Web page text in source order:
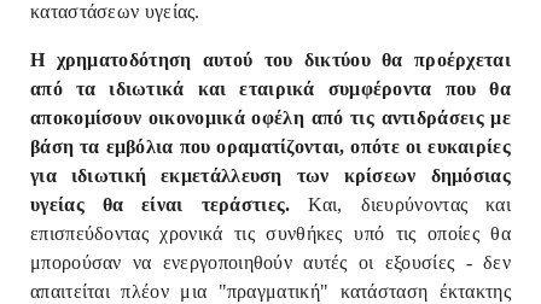
καταστάσεων υγείας.
Η χρηματοδότηση αυτού του δικτύου θα προέρχεται
από τα ιδιωτικά και εταιρικά συμφέροντα που θα
αποκομίσουν οικονομικά οφέλη από τις αντιδράσεις με
βάση τα εμβόλια που οραματίζονται, οπότε οι ευκαιρίες
για ιδιωτική εκμετάλλευση των κρίσεων δημόσιας
υγείας θα είναι τεράστιες. Και, διευρύνοντας και
επισπεύδοντας χρονικά τις συνθήκες υπό τις οποίες θα
μπορούσαν να ενεργοποιηθούν αυτές οι εξουσίες - δεν
απαιτείται πλέον μια "πραγματική" κατάσταση έκτακτης